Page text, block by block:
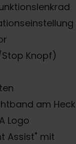
Knopf)
am Heck
Logo
Assist" mit